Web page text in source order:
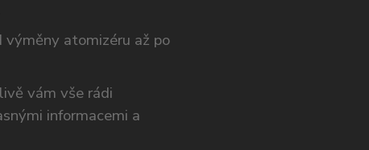
výměny atomizéru až po
vám vše rádi
informacemi a